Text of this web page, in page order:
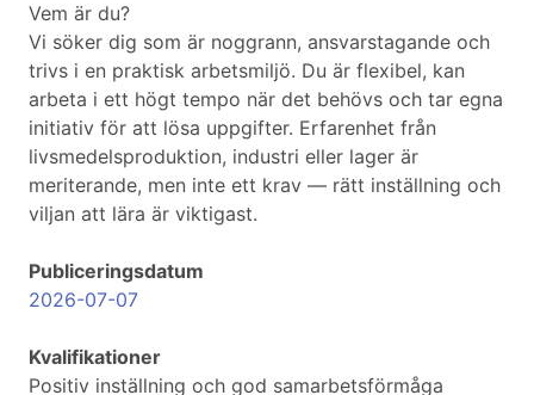
Vem är du?
Vi söker dig som är noggrann, ansvarstagande och
trivs i en praktisk arbetsmiljö. Du är flexibel, kan
arbeta i ett högt tempo när det behövs och tar egna
initiativ för att lösa uppgifter. Erfarenhet från
livsmedelsproduktion, industri eller lager är
meriterande, men inte ett krav — rätt inställning och
viljan att lära är viktigast.
Publiceringsdatum
2026-07-07
Kvalifikationer
Positiv inställning och god samarbetsförmåga